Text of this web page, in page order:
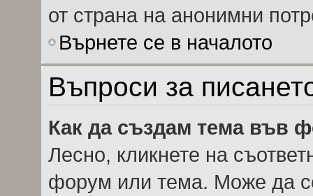
от страна на анонимни
Върнете се в началото
Въпроси за
Как да създам тема във
Лесно, кликнете на
форум или тема. Може да